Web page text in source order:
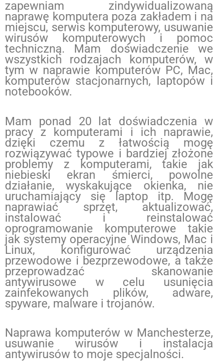
zapewniam zindywidualizowaną
naprawę komputera poza zakładem i na
miejscu, serwis komputerowy, usuwanie
wirusów komputerowych i pomoc
techniczną. Mam doświadczenie we
wszystkich rodzajach komputerów, w
tym w naprawie komputerów PC, Mac,
komputerów stacjonarnych, laptopów i
notebooków.
Mam ponad 20 lat doświadczenia w
pracy z komputerami i ich naprawie,
dzięki czemu z łatwością mogę
rozwiązywać typowe i bardziej złożone
problemy z komputerami, takie jak
niebieski ekran śmierci, powolne
działanie, wyskakujące okienka, nie
uruchamiający się laptop itp. Mogę
naprawiać sprzęt, aktualizować,
instalować i reinstalować
oprogramowanie komputerowe takie
jak systemy operacyjne Windows, Mac i
Linux, konfigurować urządzenia
przewodowe i bezprzewodowe, a także
przeprowadzać skanowanie
antywirusowe w celu usunięcia
zainfekowanych plików, adware,
spyware, malware i trojanów.
Naprawa komputerów w Manchesterze,
usuwanie wirusów i instalacja
antywirusów to moje specjalności.